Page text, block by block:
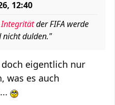
12:40
Integritätder FIFA werde
nicht dulden."
eigentlich nur
was es auch